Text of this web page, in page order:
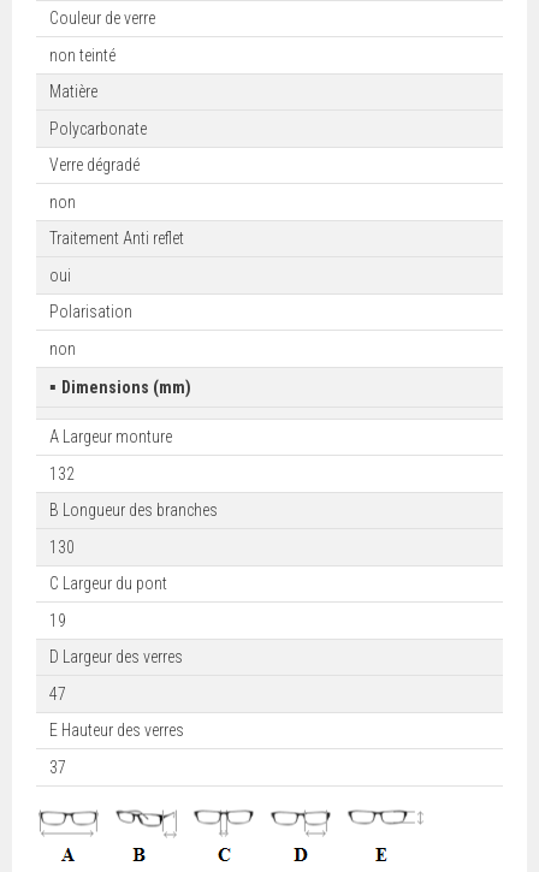
Couleur de verre
non teinté
Matière
Polycarbonate
Verre dégradé
non
Traitement Anti reflet
oui
Polarisation
non
▪ Dimensions (mm)
A Largeur monture
132
B Longueur des branches
130
C Largeur du pont
19
D Largeur des verres
47
E Hauteur des verres
37